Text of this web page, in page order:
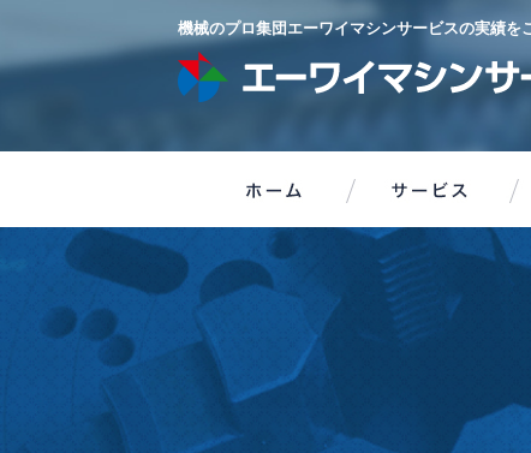
機械のプロ集団エーワイマシンサービスの実績